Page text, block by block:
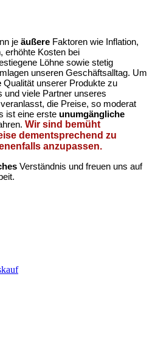
je äußere Faktoren wie Inflation,
erhöhte Kosten bei
Löhne sowie stetig
unseren Geschäftsalltag. Um
Qualität unserer Produkte zu
und viele Partner unseres
die Preise, so moderat
ist eine erste unumgängliche
Wir sind bemüht
dementsprechend zu
anzupassen.
Verständnis und freuen uns auf